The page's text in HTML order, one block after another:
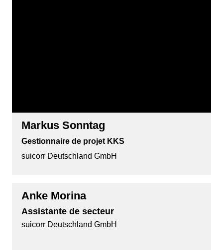
Markus Sonntag
Gestionnaire de projet KKS
suicorr Deutschland GmbH
Anke Morina
Assistante de secteur
suicorr Deutschland GmbH